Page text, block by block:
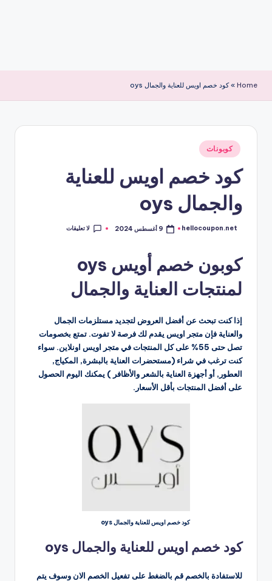
Home
»كود خصم اويس للعناية والجمال oys
نُشر
في
كوبونات
كود خصم اويس للعناية
والجمال oys
تمّ
hellocoupon.net 9 أغسطس 2024 لا تعليقات
كوبون خصم أويس oys
لمنتجات العناية والجمال
إذا كنت تبحث عن أفضل العروض لتجديد مستلزمات الجمال
والعناية فإن متجر اويس يقدم لك فرصة لا تفوت. تمتع بخصومات
تصل حتى 55% على كل المنتجات في متجر اويس اونلاين. سواء
كنت ترغب في شراء (مستحضرات العناية بالبشرة, المكياج,
العطور, أو أجهزة العناية بالشعر والأظافر ) يمكنك اليوم الحصول
على أفضل المنتجات بأقل الأسعار.
كود خصم اويس للعناية والجمال oys
كود خصم اويس للعناية والجمال oys
للاستفادة بالخصم قم بالضغط على تفعيل الخصم الان وسوف يتم